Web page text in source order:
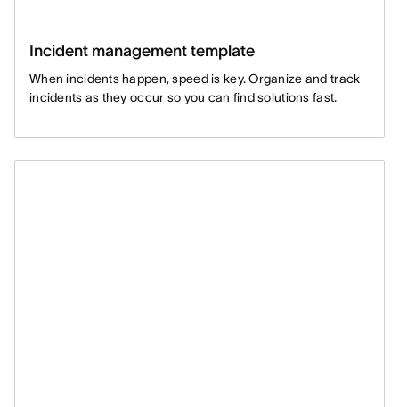
Incident management template
When incidents happen, speed is key. Organize and track
incidents as they occur so you can find solutions fast.